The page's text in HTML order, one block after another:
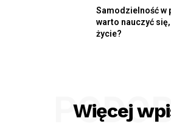
Samodzielność w
warto nauczyć
życie?
Więcej